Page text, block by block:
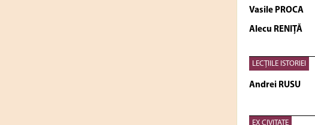
Vasile PROCA
Alecu RENIȚĂ
LECŢIILE ISTORIEI
Andrei RUSU
EX CIVITATE